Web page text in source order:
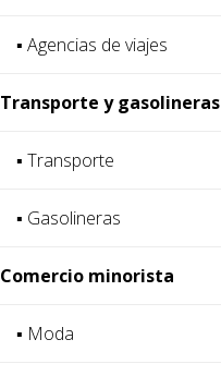
▪ Agencias de viajes
Transporte y gasolineras
▪ Transporte
▪ Gasolineras
Comercio minorista
▪ Moda